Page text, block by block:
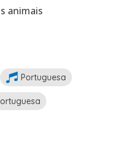
animais
Portuguesa